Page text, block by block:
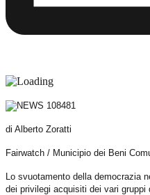
di Alberto Zoratti
Fairwatch / Municipio dei Beni
Lo svuotamento della democrazia
dei privilegi acquisiti dei vari